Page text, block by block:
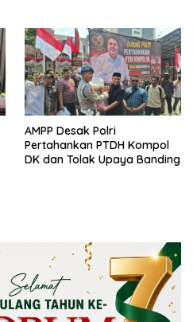
AMPP Desak Polri
Pertahankan PTDH Kompol
DK dan Tolak Upaya Banding